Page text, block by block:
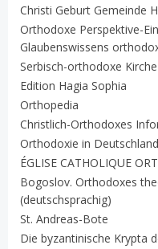
Christi Geburt Gemeinde
Orthodoxe Perspektive-
Glaubenswissens
Serbisch-orthodoxe
Edition Hagia Sophia
Orthopedia
Christlich-Orthodoxes
Orthodoxie in Deutschland
ÉGLISE CATHOLIQUE
Bogoslov. Orthodoxes
(deutschsprachig)
St. Andreas-Bote
Die byzantinische Krypta